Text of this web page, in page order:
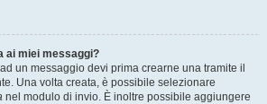
ai miei messaggi?
un messaggio devi prima crearne una tramite il
Una volta creata, è possibile selezionare
nel modulo di invio. È inoltre possibile aggiungere